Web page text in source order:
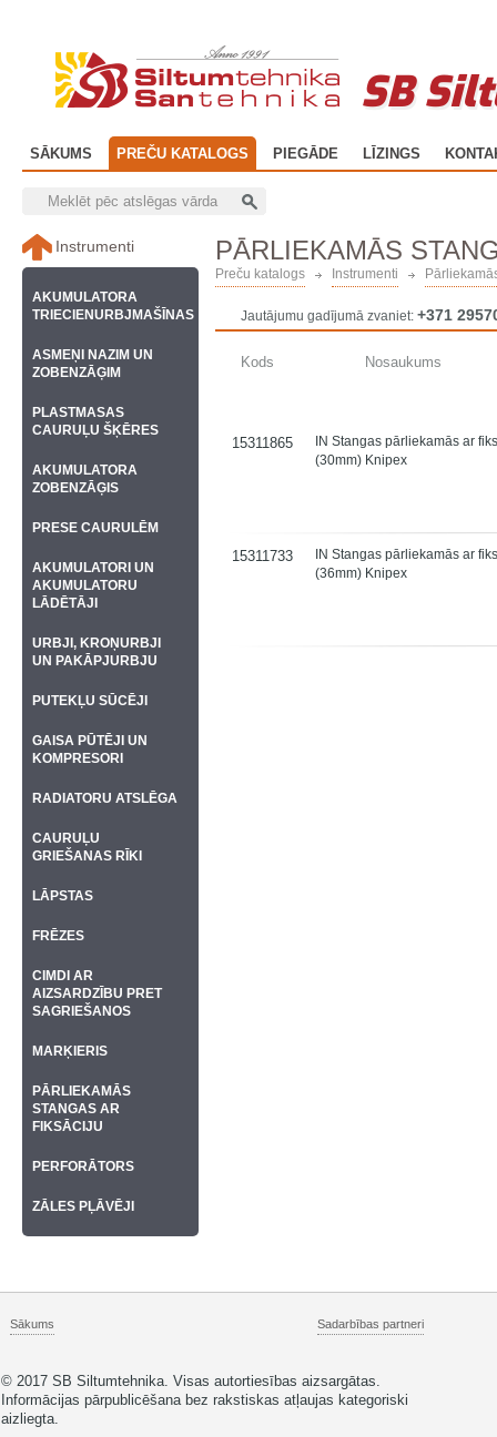
SB
SĀKUMS PREČU KATALOGS PIEGĀDE LĪZINGS
PĀRLIEKAMĀS
Preču katalogs Instrumenti
Jautājumu gadījumā zvaniet: +371
Kods Nosaukums
15311865
IN Stangas pārliekamās ar
(30mm) Knipex
15311733
IN Stangas pārliekamās ar
(36mm) Knipex
Instrumenti
AKUMULATORA
TRIECIENURBJMAŠĪNAS
ASMEŅI NAZIM UN
ZOBENZĀĢIM
PLASTMASAS
CAURUĻU ŠĶĒRES
AKUMULATORA
ZOBENZĀĢIS
PRESE CAURULĒM
AKUMULATORI UN
AKUMULATORU
LĀDĒTĀJI
URBJI, KROŅURBJI
UN PAKĀPJURBJU
PUTEKĻU SŪCĒJI
GAISA PŪTĒJI UN
KOMPRESORI
RADIATORU ATSLĒGA
CAURUĻU
GRIEŠANAS RĪKI
LĀPSTAS
FRĒZES
CIMDI AR
AIZSARDZĪBU PRET
SAGRIEŠANOS
MARĶIERIS
PĀRLIEKAMĀS
STANGAS AR
FIKSĀCIJU
PERFORĀTORS
ZĀLES PĻĀVĒJI
Sākums Sadarbības partneri
© 2017 SB Siltumtehnika. Visas autortiesības aizsargātas.
Informācijas pārpublicēšana bez rakstiskas atļaujas kategoriski
aizliegta.